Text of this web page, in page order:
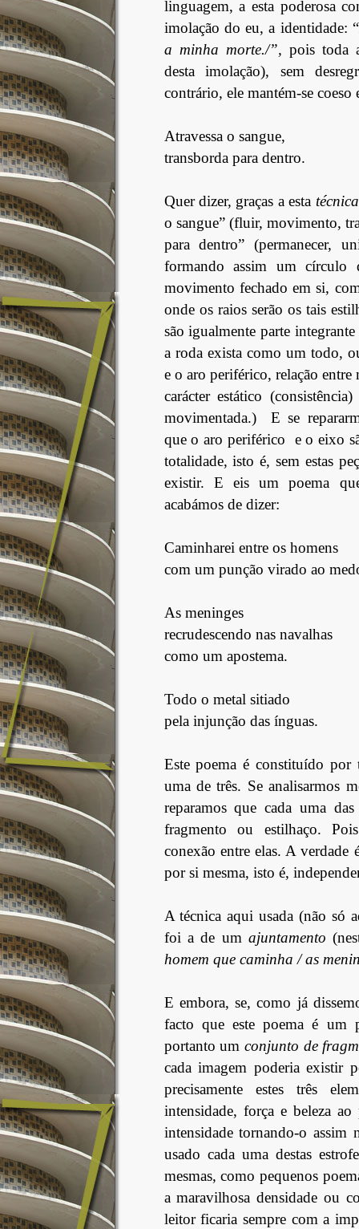
linguagem, a esta poderosa
imolação do eu, a identidade: “
a minha morte./”, pois toda
desta imolação), sem
contrário, ele mantém-se
Atravessa o sangue,
transborda para dentro.
Quer dizer, graças a esta técnica
o sangue” (fluir, movimento,
para dentro” (permanecer,
formando assim um círculo
movimento fechado em si,
onde os raios serão os tais
são igualmente parte
a roda exista como um todo,
e o aro periférico, relação
carácter estático
movimentada.) E se
que o aro periférico e o eixo
totalidade, isto é, sem estas
existir. E eis um poema
acabámos de dizer:
Caminharei entre os homens
com um punção virado ao
As meninges
recrudescendo nas navalhas
como um apostema.
Todo o metal sitiado
pela injunção das ínguas.
Este poema é constituído por
uma de três. Se analisarmos
reparamos que cada uma
fragmento ou estilhaço.
conexão entre elas. A verdade
por si mesma, isto é,
A técnica aqui usada (não só
foi a de um ajuntamento
homem que caminha / as
E embora, se, como já
facto que este poema é um
portanto um conjunto de
cada imagem poderia existir
precisamente estes três
intensidade, força e beleza
intensidade tornando-o
usado cada uma destas
mesmas, como pequenos
a maravilhosa densidade ou
leitor ficaria sempre com a